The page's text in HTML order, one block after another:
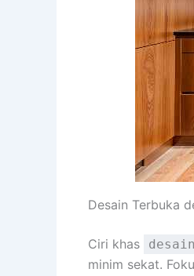
Desain Terbuka
Ciri khas
minim sekat.